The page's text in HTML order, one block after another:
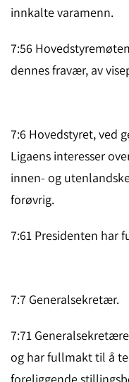
innkalte varamenn.
7:56
dennes fra­vær, av
7:6 Hovedstyret, ved
Ligaens interesser
innen- og
forøvrig.
7:61 Presidenten har
7:7 Generalsekretær.
7:71
og har fullmakt til å